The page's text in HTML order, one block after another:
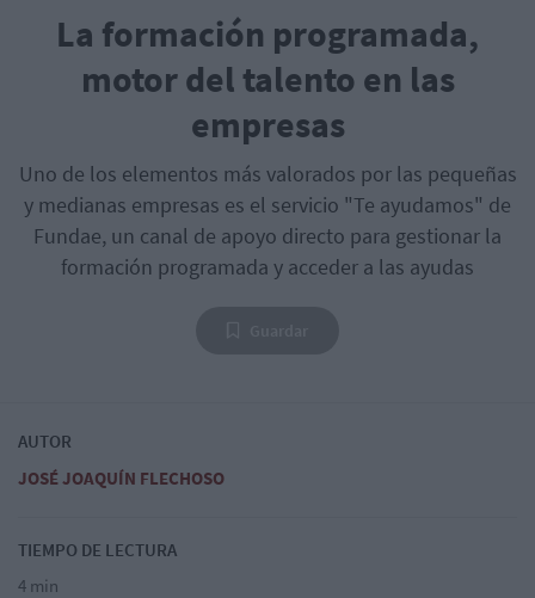
La formación programada,
motor del talento en las
empresas
Uno de los elementos más valorados por las pequeñas
y medianas empresas es el servicio "Te ayudamos" de
Fundae, un canal de apoyo directo para gestionar la
formación programada y acceder a las ayudas
AUTOR
JOSÉ JOAQUÍN FLECHOSO
TIEMPO DE LECTURA
4 min